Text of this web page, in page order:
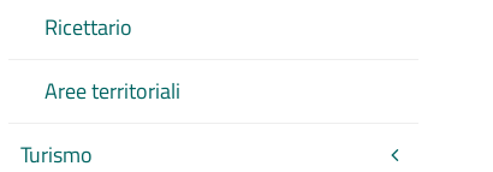
Ricettario
Aree territoriali
Turismo